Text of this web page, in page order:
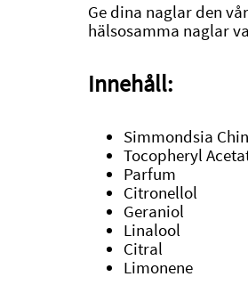
Ge dina naglar den
hälsosamma naglar
Innehåll:
Simmondsia
Tocopheryl
Parfum
Citronellol
Geraniol
Linalool
Citral
Limonene